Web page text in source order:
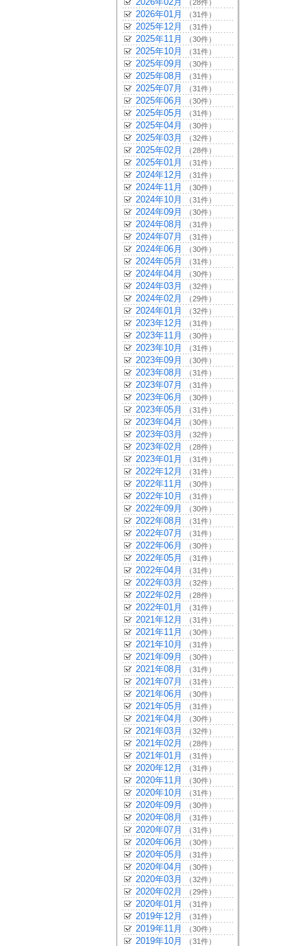
（28件）
2026年01月 （31件）
2025年12月 （31件）
2025年11月 （30件）
2025年10月 （31件）
2025年09月 （30件）
2025年08月 （31件）
2025年07月 （31件）
2025年06月 （30件）
2025年05月 （31件）
2025年04月 （30件）
2025年03月 （32件）
2025年02月 （28件）
2025年01月 （31件）
2024年12月 （31件）
2024年11月 （30件）
2024年10月 （31件）
2024年09月 （30件）
2024年08月 （31件）
2024年07月 （31件）
2024年06月 （30件）
2024年05月 （31件）
2024年04月 （30件）
2024年03月 （32件）
2024年02月 （29件）
2024年01月 （32件）
2023年12月 （31件）
2023年11月 （30件）
2023年10月 （31件）
2023年09月 （30件）
2023年08月 （31件）
2023年07月 （31件）
2023年06月 （30件）
2023年05月 （31件）
2023年04月 （30件）
2023年03月 （32件）
2023年02月 （28件）
2023年01月 （31件）
2022年12月 （31件）
2022年11月 （30件）
2022年10月 （31件）
2022年09月 （30件）
2022年08月 （31件）
2022年07月 （31件）
2022年06月 （30件）
2022年05月 （31件）
2022年04月 （31件）
2022年03月 （32件）
2022年02月 （28件）
2022年01月 （31件）
2021年12月 （31件）
2021年11月 （30件）
2021年10月 （31件）
2021年09月 （30件）
2021年08月 （31件）
2021年07月 （31件）
2021年06月 （30件）
2021年05月 （31件）
2021年04月 （30件）
2021年03月 （32件）
2021年02月 （28件）
2021年01月 （31件）
2020年12月 （31件）
2020年11月 （30件）
2020年10月 （31件）
2020年09月 （30件）
2020年08月 （31件）
2020年07月 （31件）
2020年06月 （30件）
2020年05月 （31件）
2020年04月 （30件）
2020年03月 （32件）
2020年02月 （29件）
2020年01月 （31件）
2019年12月 （31件）
2019年11月 （30件）
2019年10月 （31件）